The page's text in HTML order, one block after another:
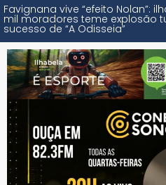
Favignana vive “efeito Nolan”:
mil moradores teme explosão
sucesso de “A Odisseia”